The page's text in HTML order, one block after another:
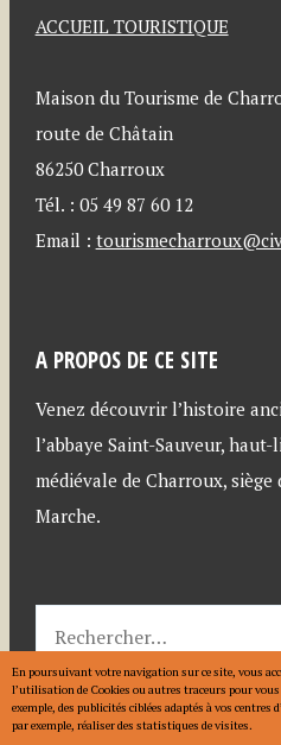
ACCUEIL TOURISTIQUE
Maison du
route de Châtain
86250 Charroux
Tél. : 05 49 87 60 12
Email :
A PROPOS DE CE SITE
Venez découvrir l’histoire
l’abbaye Saint-Sauveur,
médiévale de Charroux, siège
Marche.
En poursuivant votre navigation sur ce site, vous
l’utilisation de Cookies ou autres traceurs pour vous
exemple, des publicités ciblées adaptés à vos centres
par exemple, réaliser des statistiques de visites.